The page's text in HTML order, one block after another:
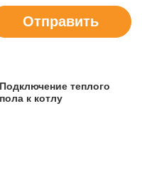
Отправить
Подключение теплого
пола к котлу